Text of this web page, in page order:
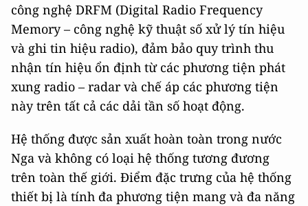
công nghệ DRFM (Digital Radio Frequency
Memory – công nghệ kỹ thuật số xử lý tín hiệu
và ghi tin hiệu radio), đảm bảo quy trình thu
nhận tín hiệu ổn định từ các phương tiện phát
xung radio – radar và chế áp các phương tiện
này trên tất cả các dải tần số hoạt động.
Hệ thống được sản xuất hoàn toàn trong nước
Nga và không có loại hệ thống tương đương
trên toàn thế giới. Điểm đặc trưng của hệ thống
thiết bị là tính đa phương tiện mang và đa năng